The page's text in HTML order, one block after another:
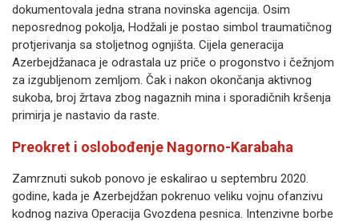
dokumentovala jedna strana novinska agencija. Osim
neposrednog pokolja, Hodžali je postao simbol traumatičnog
protjerivanja sa stoljetnog ognjišta. Cijela generacija
Azerbejdžanaca je odrastala uz priče o progonstvo i čežnjom
za izgubljenom zemljom. Čak i nakon okončanja aktivnog
sukoba, broj žrtava zbog nagaznih mina i sporadičnih kršenja
primirja je nastavio da raste.
Preokret i oslobođenje Nagorno-Karabaha
Zamrznuti sukob ponovo je eskalirao u septembru 2020.
godine, kada je Azerbejdžan pokrenuo veliku vojnu ofanzivu
kodnog naziva Operacija Gvozdena pesnica. Intenzivne borbe